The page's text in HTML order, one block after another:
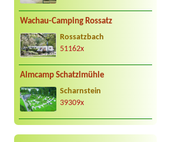
Wachau-Camping Rossatz
Rossatzbach
51162x
Almcamp Schatzlmühle
Scharnstein
39309x